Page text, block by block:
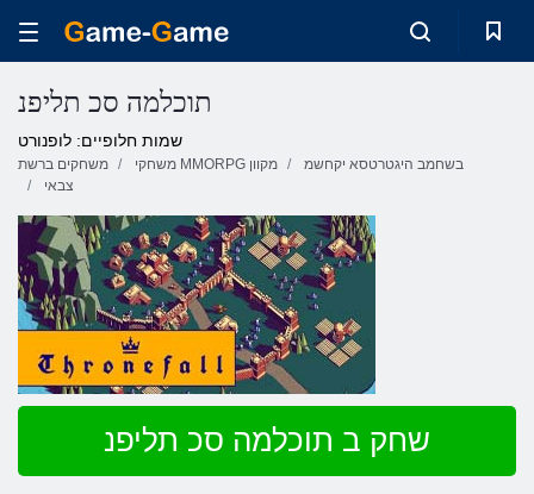
תוכלמה סכ תליפנ
שמות חלופיים: לופנורט
משחקים ברשת משחקי MMORPG מקוון
בשחמב היגטרטסא יקחשמ
צבאי
שחק ב תוכלמה סכ תליפנ